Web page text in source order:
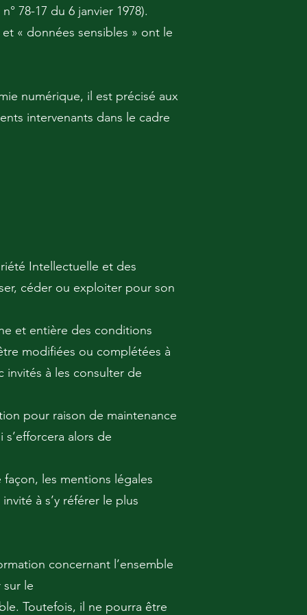
78-17 du 6 janvier 1978).
« données sensibles » ont le
numérique, il est précisé aux
intervenants dans le cadre
Intellectuelle et des
céder ou exploiter pour son
et entière des conditions
modifiées ou complétées à
à les consulter de
pour raison de maintenance
s’efforcera alors de
les mentions légales
à s’y référer le plus
concernant l’ensemble
le
Toutefois, il ne pourra être